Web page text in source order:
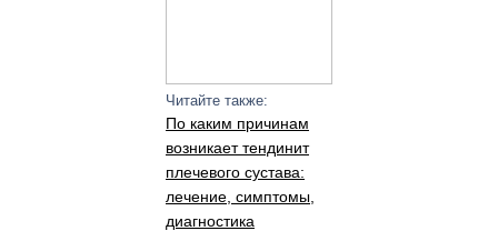
Читайте также:
По каким причинам
возникает тендинит
плечевого сустава:
лечение, симптомы,
диагностика